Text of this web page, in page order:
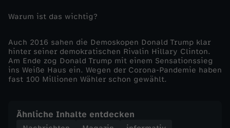
a
h
l
t
a
Warum ist das wichtig?
Auch 2016 sahen die Demoskopen Donald Trump klar
hinter seiner demokratischen Rivalin Hillary Clinton.
Am Ende zog Donald Trump mit einem Sensationssieg
ins Weiße Haus ein. Wegen der Corona-Pandemie haben
fast 100 Millionen Wähler schon gewählt.
Ähnliche Inhalte entdecken